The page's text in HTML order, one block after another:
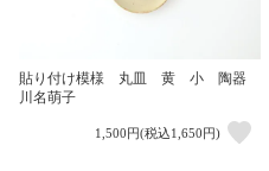
貼り付け模様 丸皿 黄 小 陶器
川名萌子
1,500円(税込1,650円)